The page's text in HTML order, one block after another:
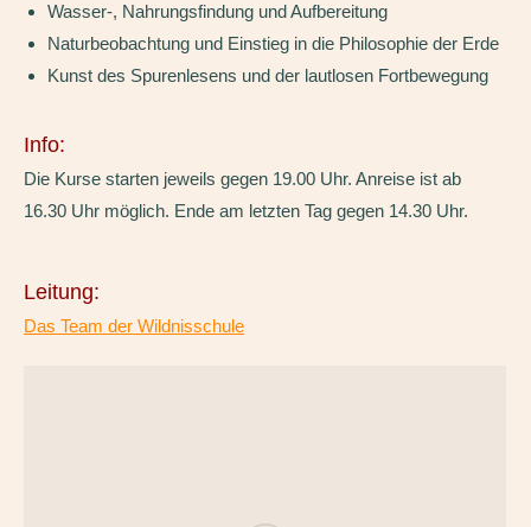
Wasser-, Nahrungsfindung und Aufbereitung
Naturbeobachtung und Einstieg in die Philosophie der Erde
Kunst des Spurenlesens und der lautlosen Fortbewegung
Info:
Die Kurse starten jeweils gegen 19.00 Uhr. Anreise ist ab
16.30 Uhr möglich. Ende am letzten Tag gegen 14.30 Uhr.
Leitung:
Das Team der Wildnisschule